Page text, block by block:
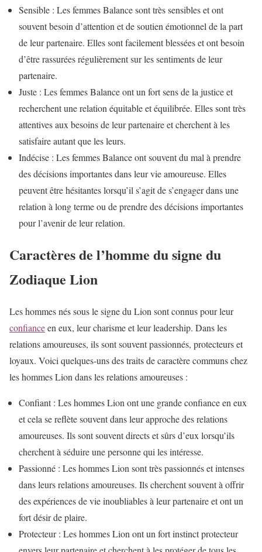
Sensible : Les femmes Balance sont très sensibles et ont
souvent besoin d’attention et de soutien émotionnel de la part
de leur partenaire. Elles sont facilement blessées et ont besoin
d’être rassurées régulièrement sur les sentiments de leur
partenaire.
Juste : Les femmes Balance ont un fort sens de la justice et
recherchent une relation équitable et équilibrée. Elles sont très
attentives aux besoins de leur partenaire et cherchent à les
satisfaire autant que les leurs.
Indécise : Les femmes Balance ont souvent du mal à prendre
des décisions importantes dans leur vie amoureuse. Elles
peuvent être hésitantes lorsqu’il s’agit de s’engager dans une
relation à long terme ou de prendre des décisions importantes
pour l’avenir de leur relation.
Caractères de l’homme du signe du
Zodiaque Lion
Les hommes nés sous le signe du Lion sont connus pour leur
confianceen eux, leur charisme et leur leadership. Dans les
relations amoureuses, ils sont souvent passionnés, protecteurs et
loyaux. Voici quelques-uns des traits de caractère communs chez
les hommes Lion dans les relations amoureuses :
Confiant : Les hommes Lion ont une grande confiance en eux
et cela se reflète souvent dans leur approche des relations
amoureuses. Ils sont souvent directs et sûrs d’eux lorsqu’ils
cherchent à séduire une personne qui les intéresse.
Passionné : Les hommes Lion sont très passionnés et intenses
dans leurs relations amoureuses. Ils cherchent souvent à offrir
des expériences de vie inoubliables à leur partenaire et ont un
fort désir de plaire.
Protecteur : Les hommes Lion ont un fort instinct protecteur